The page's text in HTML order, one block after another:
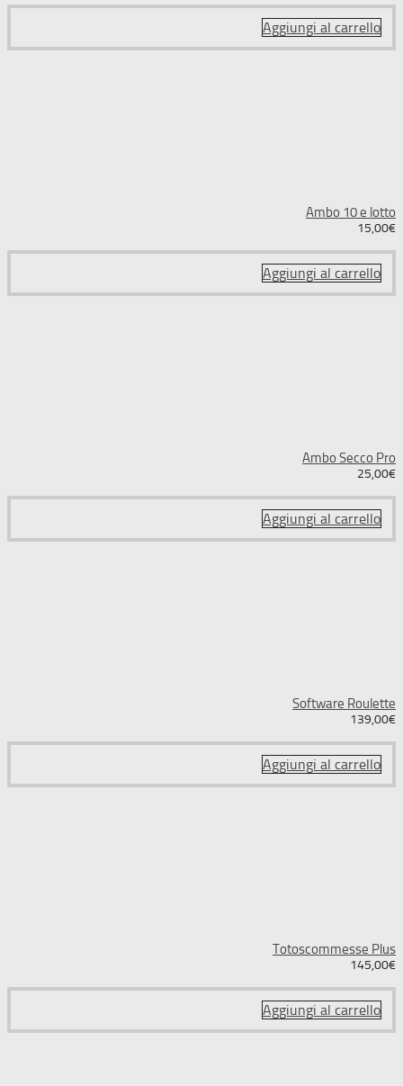
Aggiungi al carrello
Ambo 10 e lotto
15,00€
Aggiungi al carrello
Ambo Secco Pro
25,00€
Aggiungi al carrello
Software Roulette
139,00€
Aggiungi al carrello
Totoscommesse Plus
145,00€
Aggiungi al carrello